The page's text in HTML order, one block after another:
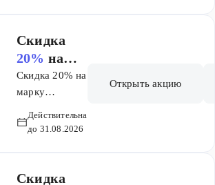
Скидка
20% на
марку
Президент
Скидка 20% на
марку
Действительна
до 31.08.2026
Открыть акцию
Скидка